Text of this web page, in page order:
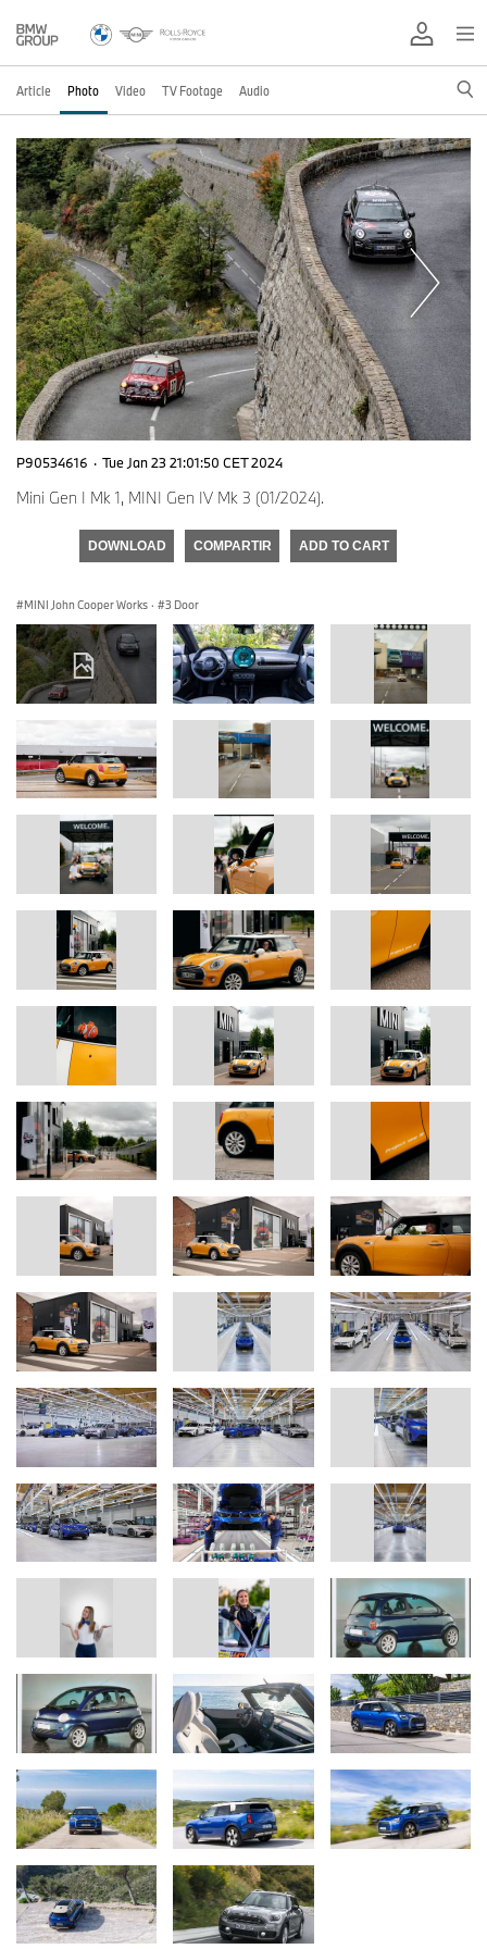
Article Photo Video TV Footage Audio
P90534616 · Tue Jan 23 21:01:50 CET 2024
Mini Gen I Mk 1, MINI Gen IV Mk 3 (01/2024).
DOWNLOAD COMPARTIR ADD TO CART
MINI John Cooper Works · 3 Door